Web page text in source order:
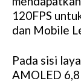
120FPS
dan Mobile
Pada sisi
AMOLED